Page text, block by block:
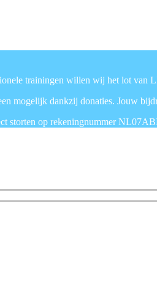
trainingen willen wij het lot van
mogelijk dankzij donaties. Jouw
storten op rekeningnummer